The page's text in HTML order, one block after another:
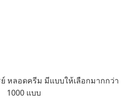
หลอดครีม มีแบบให้เลือกมากกว่า
1000 แบบ